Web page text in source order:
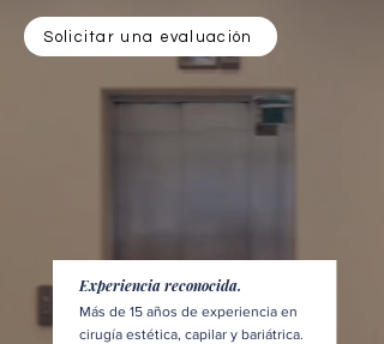
Solicitar una evaluación
Experiencia reconocida.
Más de 15 años de experiencia en
cirugía estética, capilar y bariátrica.